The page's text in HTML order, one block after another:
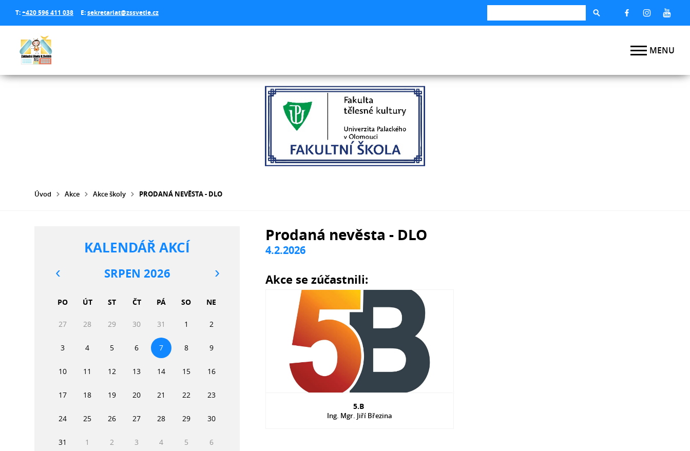
T:+420 596 411 038 E:sekretariat@zssvetle.cz
Úvod Akce Akce školy PRODANÁ NEVĚSTA - DLO
Prodaná nevěsta - DLO
4.2.2026
Akce se zúčastnili:
5.B
Ing. Mgr. Jiří Březina
KALENDÁŘ AKCÍ
SRPEN 2026
PO ÚT ST ČT PÁ SO NE
27 28 29 30 31 1 2
3 4 5 6 7 8 9
10 11 12 13 14 15 16
17 18 19 20 21 22 23
24 25 26 27 28 29 30
31 1 2 3 4 5 6